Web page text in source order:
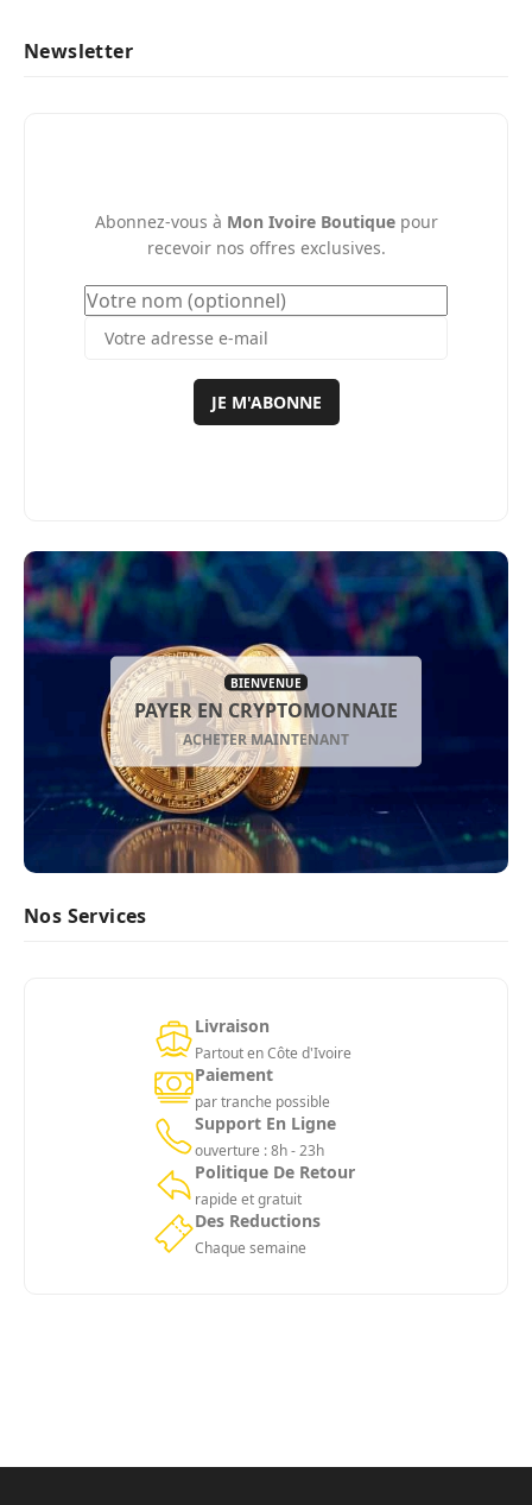
Newsletter
Abonnez-vous à Mon Ivoire Boutiquepour
recevoir nos offres exclusives.
JE M'ABONNE
BIENVENUE
PAYER EN CRYPTOMONNAIE
ACHETER MAINTENANT
Nos Services
Livraison
Partout en Côte d'Ivoire
Paiement
par tranche possible
Support En Ligne
ouverture : 8h - 23h
Politique De Retour
rapide et gratuit
Des Reductions
Chaque semaine